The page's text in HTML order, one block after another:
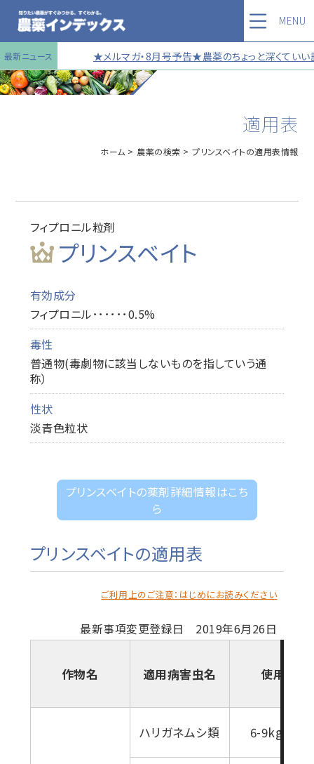
最新ニュース ★メルマガ・8月号予告★農薬のちょっと深くて
MENU
適用表
ホーム 農薬の検索 プリンスベイトの適用表情報
フィプロニル粒剤
プリンスベイト
有効成分
フィプロニル･･････0.5%
毒性
普通物(毒劇物に該当しないものを指していう通
称）
性状
淡青色粒状
プリンスベイトの薬剤詳細情報はこち
ら
プリンスベイトの適用表
ご利用上のご注意：はじめにお読みください
最新事項変更登録日 2019年6月26日
作物名 適用病害虫名 使用量
ハリガネムシ類 6-9kg/10a